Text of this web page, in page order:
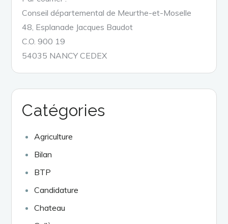
Conseil départemental de Meurthe-et-Moselle
48, Esplanade Jacques Baudot
C.O. 900 19
54035 NANCY CEDEX
Catégories
Agriculture
Bilan
BTP
Candidature
Chateau